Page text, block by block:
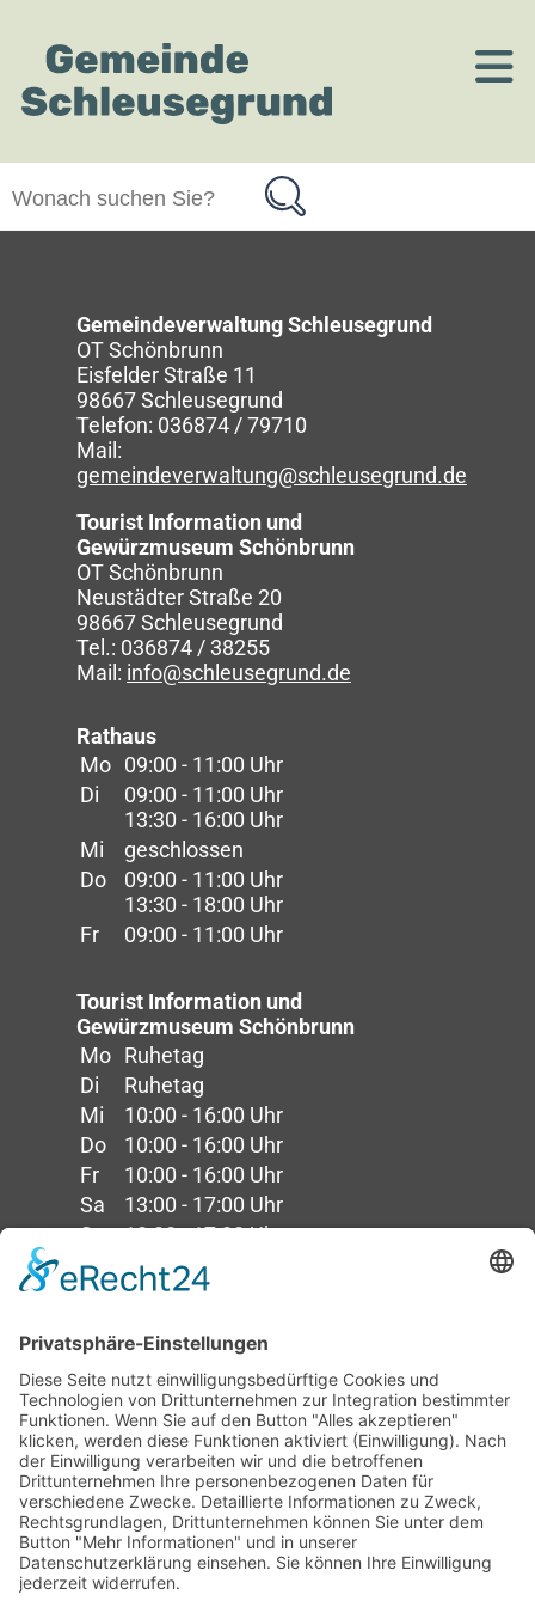
Gemeindeverwaltung Schleusegrund
OT Schönbrunn
Eisfelder Straße 11
98667 Schleusegrund
Telefon: 036874 / 79710
Mail:
gemeindeverwaltung@schleusegrund.de
Tourist Information und
Gewürzmuseum Schönbrunn
OT Schönbrunn
Neustädter Straße 20
98667 Schleusegrund
Tel.: 036874 / 38255
Mail: info@schleusegrund.de
Rathaus
Mo 09:00 - 11:00 Uhr
Di
09:00 - 11:00 Uhr
13:30 - 16:00 Uhr
Mi
geschlossen
Do
09:00 - 11:00 Uhr
13:30 - 18:00 Uhr
Fr
09:00 - 11:00 Uhr
Tourist Information und
Gewürzmuseum Schönbrunn
Mo Ruhetag
Di
Ruhetag
Mi
10:00 - 16:00 Uhr
Do
10:00 - 16:00 Uhr
Fr
10:00 - 16:00 Uhr
Sa
13:00 - 17:00 Uhr
So
13:00 - 17:00 Uhr